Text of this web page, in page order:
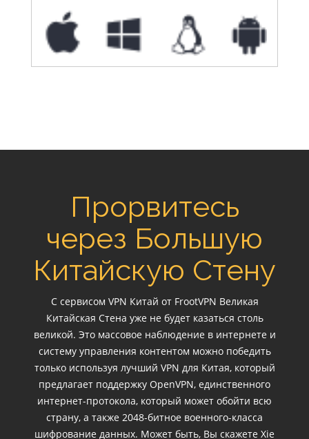
Прорвитесь
через Большую
Китайскую Стену
С сервисом VPN Китай от FrootVPN Великая
Китайская Стена уже не будет казаться столь
великой. Это массовое наблюдение в интернете и
систему управления контентом можно победить
только используя лучший VPN для Китая, который
предлагает поддержку OpenVPN, единственного
интернет-протокола, который может обойти всю
страну, а также 2048-битное военного-класса
шифрование данных. Может быть, Вы скажете Xie